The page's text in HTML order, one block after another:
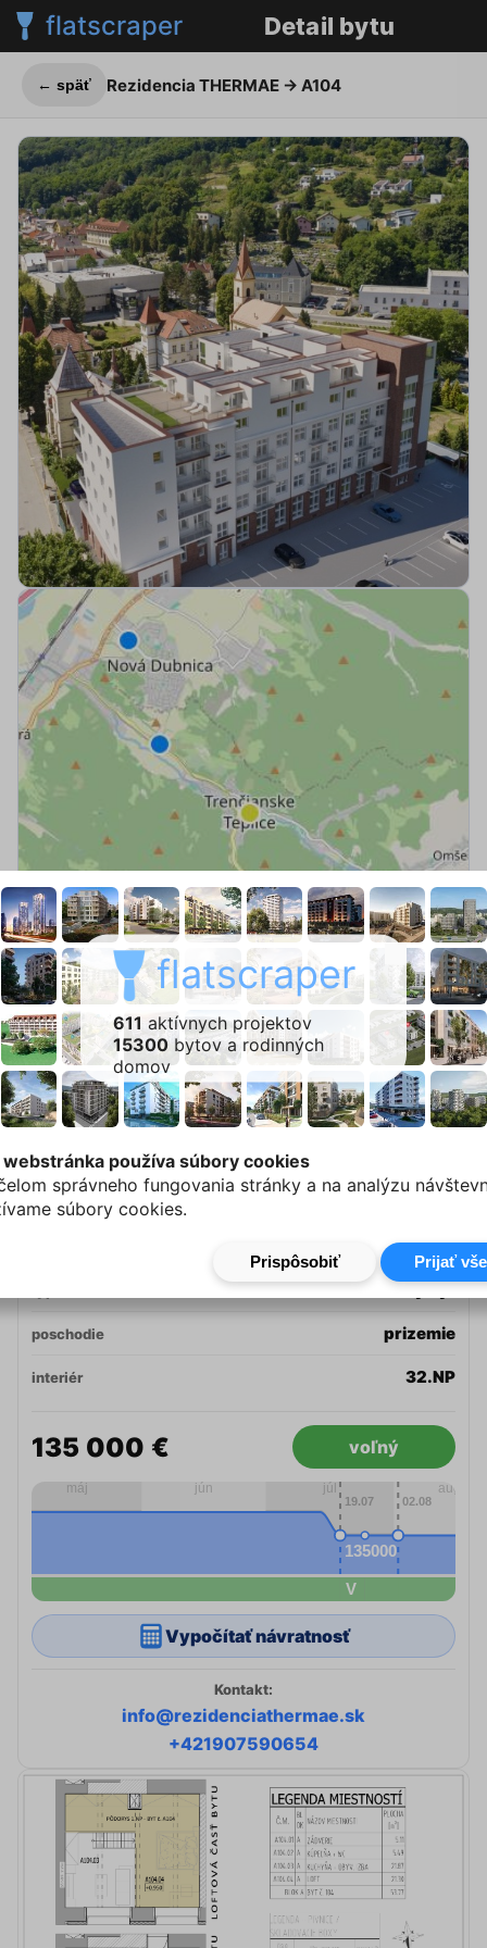
flatscraper Detail bytu
← späť Rezidencia THERMAE → A104
Oficiálna stránka bytu
byt A104
budova
projekt Rezidencia THERMAE
Trenčianske Teplice
1-izbový byt
poschodie prizemie
interiér 32.NP
135 000 € voľný
Vypočítať návratnosť
Kontakt:
info@rezidenciathermae.sk
+421907590654
flatscraper
611 aktívnych projektov
15300bytov a rodinných
domov
webstránka používa súbory cookies
správneho fungovania stránky a na analýzu
súbory cookies.